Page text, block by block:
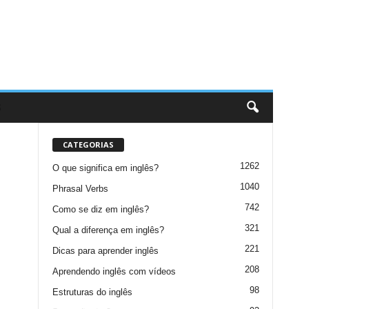
CATEGORIAS
O que significa em inglês? 1262
Phrasal Verbs 1040
Como se diz em inglês? 742
Qual a diferença em inglês? 321
Dicas para aprender inglês 221
Aprendendo inglês com vídeos 208
Estruturas do inglês 98